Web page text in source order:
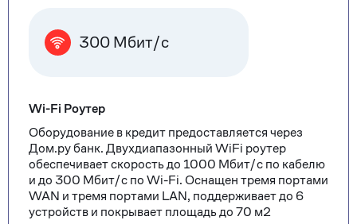
300 Мбит/с
Wi-Fi Роутер
Оборудование в кредит предоставляется через
Дом.ру банк. Двухдиапазонный WiFi роутер
обеспечивает скорость до 1000 Мбит/с по кабелю
и до 300 Мбит/с по Wi-Fi. Оснащен тремя портами
WAN и тремя портами LAN, поддерживает до 6
устройств и покрывает площадь до 70 м2